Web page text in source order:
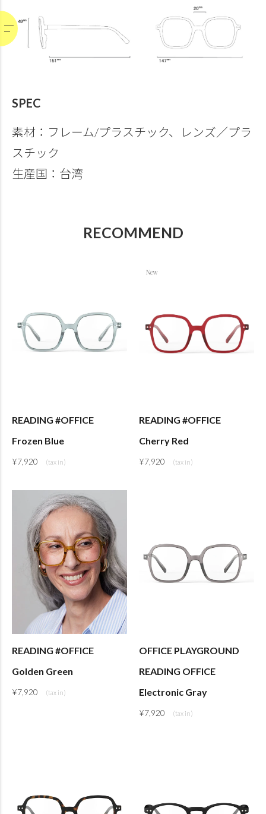
SPEC
素材：フレーム/プラスチック、レンズ／プラ
スチック
生産国：台湾
RECOMMEND
READING #OFFICE
Frozen Blue
¥7,920
READING #OFFICE
Cherry Red
¥7,920
READING #OFFICE
Golden Green
¥7,920
OFFICE PLAYGROUND
READING OFFICE
Electronic Gray
¥7,920